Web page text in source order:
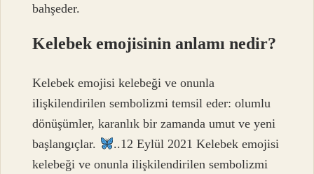
bahşeder.
Kelebek emojisinin anlamı nedir?
Kelebek emojisi kelebeği ve onunla
ilişkilendirilen sembolizmi temsil eder: olumlu
dönüşümler, karanlık bir zamanda umut ve yeni
başlangıçlar.
..12 Eylül 2021 Kelebek emojisi
kelebeği ve onunla ilişkilendirilen sembolizmi